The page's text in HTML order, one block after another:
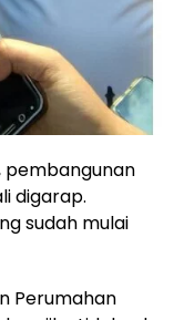
pembangunan
digarap.
sudah mulai
Perumahan